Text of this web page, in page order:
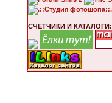
СЧЁТЧИКИ И КАТАЛОГИ: